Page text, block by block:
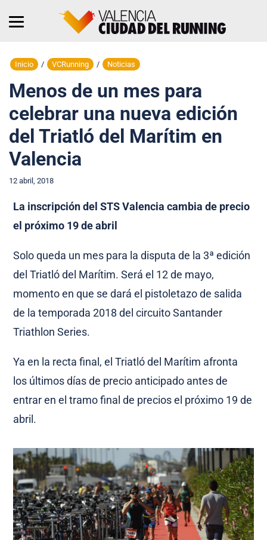
Inicio / VCRunning / Noticias
Menos de un mes para
celebrar una nueva edición
del Triatló del Marítim en
Valencia
12 abril, 2018
La inscripción del STS Valencia cambia de precio
el próximo 19 de abril
Solo queda un mes para la disputa de la 3ª edición
del Triatló del Marítim. Será el 12 de mayo,
momento en que se dará el pistoletazo de salida
de la temporada 2018 del circuito Santander
Triathlon Series.
Ya en la recta final, el Triatló del Marítim afronta
los últimos días de precio anticipado antes de
entrar en el tramo final de precios el próximo 19 de
abril.